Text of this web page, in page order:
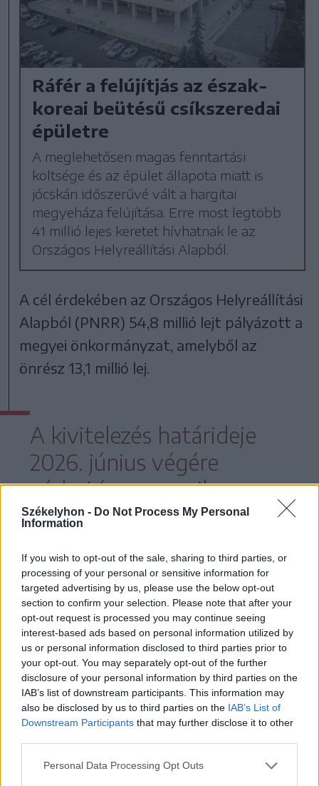
Székelyhon - Do Not Process My Personal
Information
If you wish to opt-out of the sale, sharing to third parties, or
processing of your personal or sensitive information for
targeted advertising by us, please use the below opt-out
section to confirm your selection. Please note that after your
opt-out request is processed you may continue seeing
interest-based ads based on personal information utilized by
us or personal information disclosed to third parties prior to
your opt-out. You may separately opt-out of the further
disclosure of your personal information by third parties on the
IAB’s list of downstream participants. This information may
also be disclosed by us to third parties on the IAB’s List of
Downstream Participants that may further disclose it to other
Personal Data Processing Opt Outs
Ráfér a felújítjás az észak-
koreai beütésű csíkszeredai
épületre
A meglehetősen magas fenntartási
költsége és az épület állapota miatt is
jócskán időszerűvé vált a hargitai
megyeháza felújítása. Erre most legtöbb
41 millió lejes keretet hívhatnak le az
Országos Helyreállítási Alapból.
A cél érdekében az Országos Helyreállítási
Alapból (PNRR) 54,8 millió lejt pályázott a
megyei önkormányzat, amelyből az
önrész 13,1 millió lej.
A kivitelezés határideje
2026. június végére
várható, amennyiben nem
lesz akadályozó tényező.
A tervezett munkálatokról a
hargitamegye.rohonlapon számoltak be:
ezek tartalmazzák
az épület külső szigetelését,
az ablakok cseréjét termopán